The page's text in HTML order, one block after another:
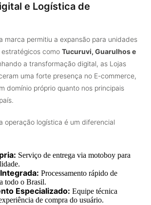
e Logística de
marca permitiu a expansão para unidades
como Tucuruvi, Guarulhos e
a transformação digital, as Lojas
uma forte presença no E-commerce,
domínio próprio quanto nos principais
operação logística é um diferencial
Serviço de entrega via motoboy para
Processamento rápido de
todo o Brasil.
Especializado: Equipe técnica
de compra do usuário.